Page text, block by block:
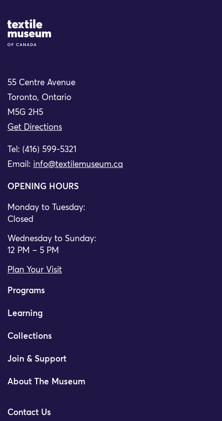
Site Logo
55 Centre Avenue
Toronto, Ontario
M5G 2H5
Get Directions
Tel: (416) 599-5321
Email: info@textilemuseum.ca
OPENING HOURS
Monday to Tuesday:
Closed
Wednesday to Sunday:
12 PM – 5 PM
Plan Your Visit
Programs
Learning
Collections
Join & Support
About The Museum
Contact Us